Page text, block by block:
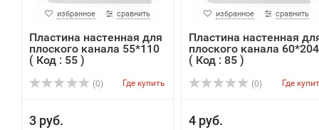
избранное сравнить
Пластина настенная для
плоского канала 55*110
( Код : 55 )
(0) Где купить
3 руб.
избранное сравнить
Пластина настенная
плоского канала 60*204
( Код : 85 )
(0) Где
4 руб.